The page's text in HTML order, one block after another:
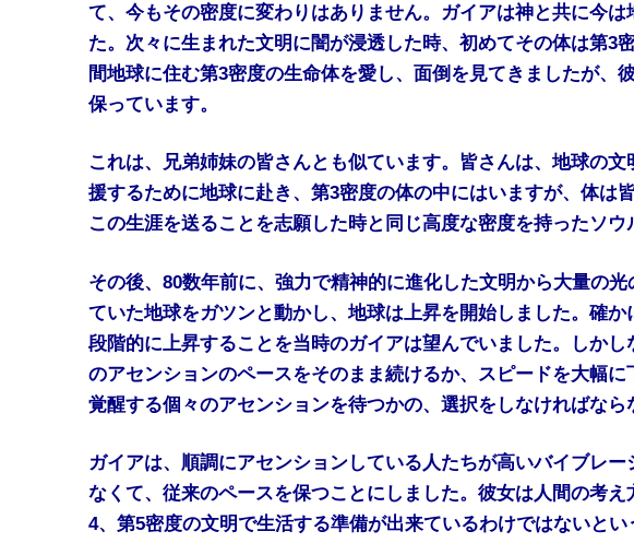
て、今もその密度に変わりはありません。ガイアは神と共に今
た。次々に生まれた文明に闇が浸透した時、初めてその体は第3
間地球に住む第3密度の生命体を愛し、面倒を見てきましたが、
保っています。
これは、兄弟姉妹の皆さんとも似ています。皆さんは、地球の
援するために地球に赴き、第3密度の体の中にはいますが、体は
この生涯を送ることを志願した時と同じ高度な密度を持ったソウ
その後、80数年前に、強力で精神的に進化した文明から大量の
ていた地球をガツンと動かし、地球は上昇を開始しました。確
段階的に上昇することを当時のガイアは望んでいました。しか
のアセンションのペースをそのまま続けるか、スピードを大幅
覚醒する個々のアセンションを待つかの、選択をしなければなら
ガイアは、順調にアセンションしている人たちが高いバイブレ
なくて、従来のペースを保つことにしました。彼女は人間の考
4、第5密度の文明で生活する準備が出来ているわけではないと